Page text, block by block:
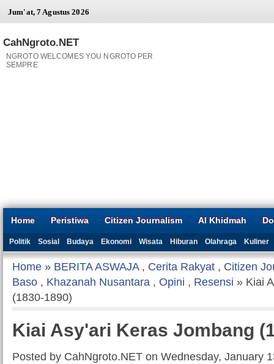
Jum'at, 7 Agustus 2026
CahNgroto.NET
NGROTO WELCOMES YOU NGROTO PER
SEMPRE
Home Peristiwa Citizen Journalism Al Khidmah
Politik Sosial Budaya Ekonomi Wisata Hiburan Olahraga Kuliner
Home » BERITA ASWAJA, Cerita Rakyat , Citizen
Baso , Khazanah Nusantara , Opini , Resensi » Kiai
(1830-1890)
Kiai Asy'ari Keras Jombang
Posted by CahNgroto.NET on Wednesday, January